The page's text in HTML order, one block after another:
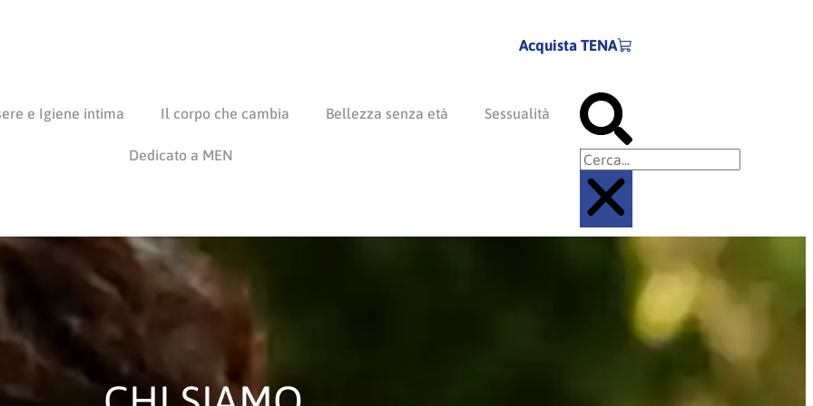
Acquista TENA
e Igiene intima Il corpo che cambia Bellezza senza età Sessualità
Dedicato a MEN
Cerca